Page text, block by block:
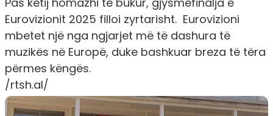
Eurovizionit 2025 filloi zyrtarisht. Eurovizioni
mbetet një nga ngjarjet më të dashura të
muzikës në Europë, duke bashkuar breza të tëra
përmes këngës.
/rtsh.al/